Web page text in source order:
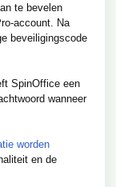
te bevelen
account. Na
beveiligingscode
SpinOffice een
wanneer
worden
en de